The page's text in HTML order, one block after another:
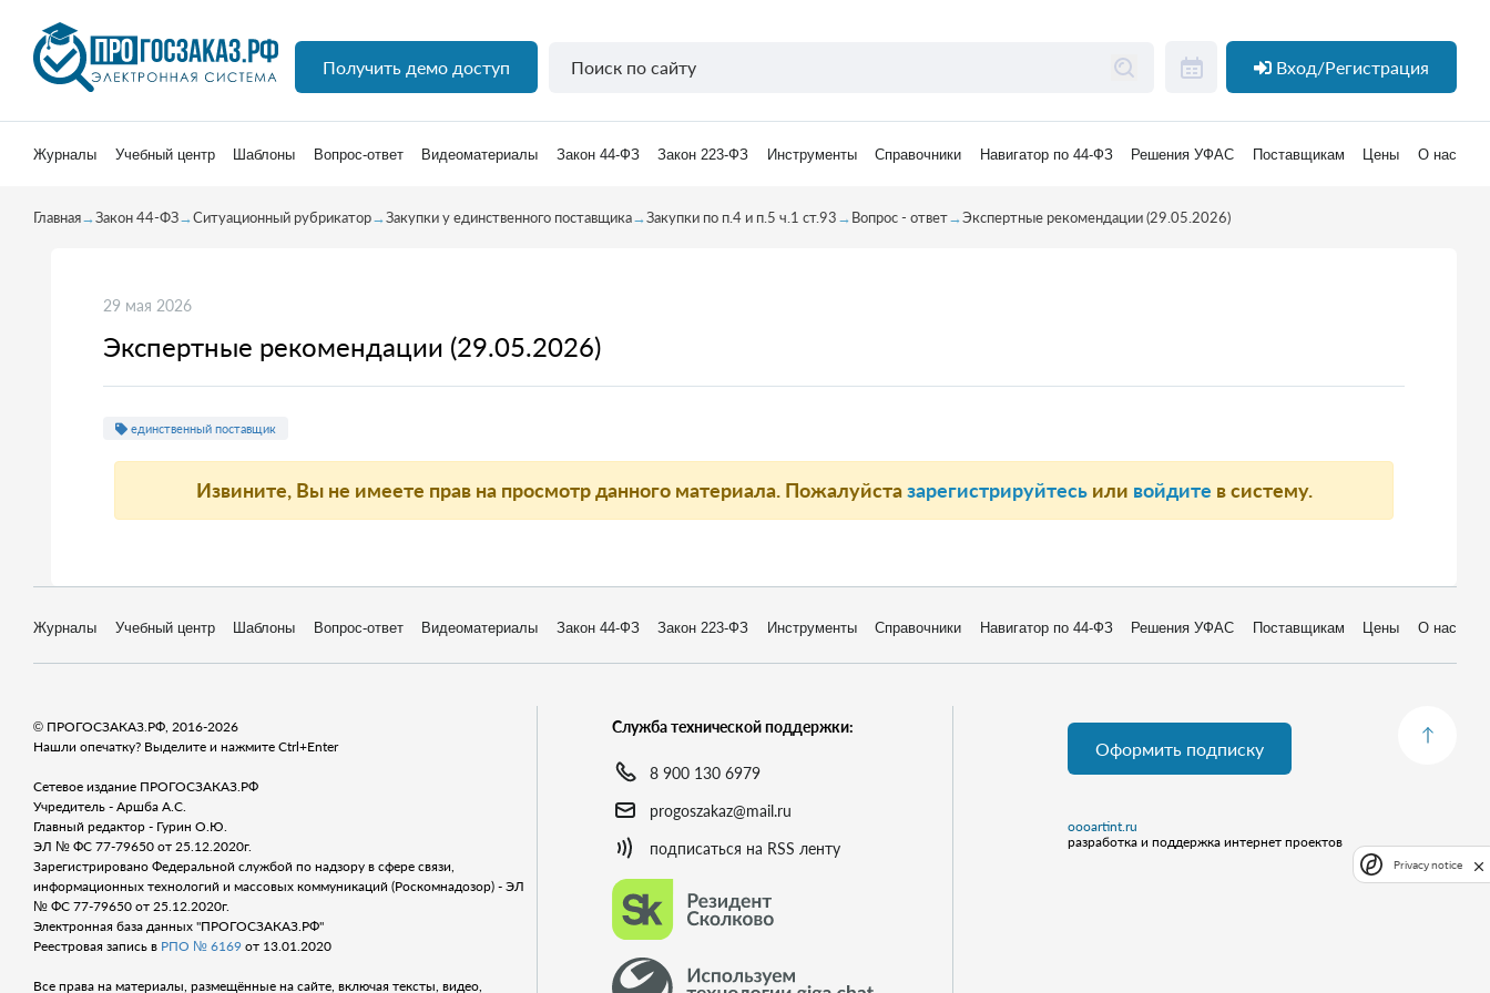
Получить демо доступ Вход/Регистрация
Журналы Учебный центр Шаблоны Вопрос-ответ Видеоматериалы Закон 44-ФЗ Закон 223-ФЗ Инструменты Справочники Навигатор по 44-ФЗ Решения УФАС Поставщикам Цены О нас
Главная→Закон 44-ФЗ→Ситуационный рубрикатор→Закупки у единственного поставщика→Закупки по п.4 и п.5 ч.1 ст.93→Вопрос - ответ→Экспертные рекомендации (29.05.2026)
29 мая 2026
Экспертные рекомендации (29.05.2026)
единственный поставщик
Извините, Вы не имеете прав на просмотр данного материала. Пожалуйстазарегистрируйтесьили войдите в систему.
Журналы Учебный центр Шаблоны Вопрос-ответ Видеоматериалы Закон 44-ФЗ Закон 223-ФЗ Инструменты Справочники Навигатор по 44-ФЗ Решения УФАС Поставщикам Цены О нас
© ПРОГОСЗАКАЗ.РФ, 2016-2026
Нашли опечатку? Выделите и нажмите Ctrl+Enter
Сетевое издание ПРОГОСЗАКАЗ.РФ
Учредитель - Аршба А.С.
Главный редактор - Гурин О.Ю.
ЭЛ № ФС 77-79650 от 25.12.2020г.
Зарегистрировано Федеральной службой по надзору в сфере связи,
информационных технологий и массовых коммуникаций (Роскомнадозор) - ЭЛ
№ ФС 77-79650 от 25.12.2020г.
Электронная база данных "ПРОГОСЗАКАЗ.РФ"
Реестровая запись в РПО № 6169 от 13.01.2020
Все права на материалы, размещённые на сайте, включая тексты, видео,
Служба технической поддержки:
8 900 130 6979
progoszakaz@mail.ru
подписаться на RSS ленту
Оформить подписку
oooartint.ru
разработка и поддержка интернет проектов
Privacy notice